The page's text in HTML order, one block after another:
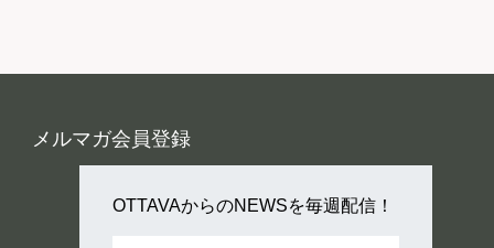
メルマガ会員登録
OTTAVAからのNEWSを毎週配信！